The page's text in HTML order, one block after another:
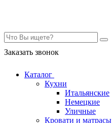
Заказать звонок
Каталог
Кухни
Итальянские
Немецкие
Уличные
Кровати и матрасы